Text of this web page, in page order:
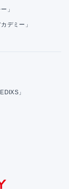
」
デミー」
」